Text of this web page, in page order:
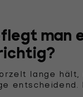
man
lange hält,
entscheidend.